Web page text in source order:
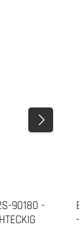
90180 -
-